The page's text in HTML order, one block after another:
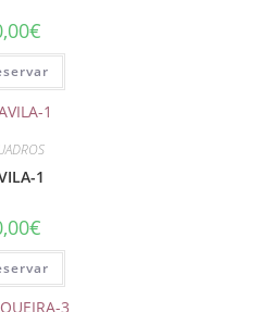
€
1
€